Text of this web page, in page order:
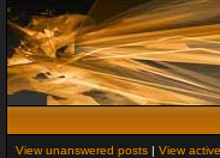
View unanswered posts | View